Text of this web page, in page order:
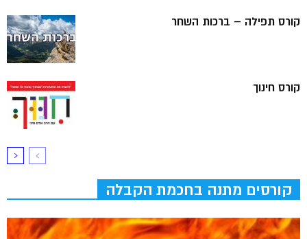
קורס תפילה – ברכות השחר
קורס חינוך
קורסים מתנה בחכמת הקבלה